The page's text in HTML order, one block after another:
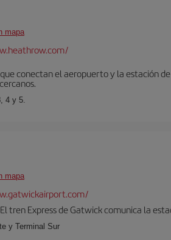
mapa
conectan el aeropuerto y la estación
4 y 5.
mapa
El tren Express de Gatwick comunica la
y Terminal Sur